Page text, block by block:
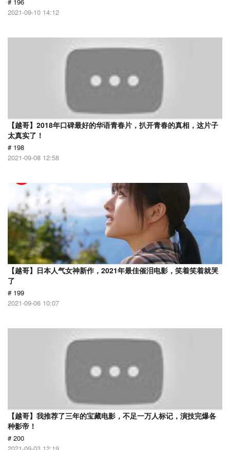
2021-09-10 14:12
【越哥】2018年口碑最好的华语青春片，扒开青春的真相，这片子
太真实了！
# 198
2021-09-08 12:58
【越哥】日本人气女神新作，2021年最佳催泪电影，笑着笑着就哭
了
# 199
2021-09-06 10:07
【越哥】我推荐了三年的宝藏电影，不足一万人标记，演技完爆各
种影帝！
# 200